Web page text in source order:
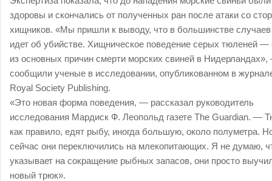
здоровы и скончались от полученных ран после атаки со
хищников. «Мы пришли к выводу, что в большинстве случаев
идет об убийстве. Хищническое поведение серых тюленей —
из основных причин смерти морских свиней в
сообщили ученые в исследовании, опубликованном в
Royal Society Publishing.
«Это новая форма поведения, — рассказал руководитель
исследования Мардиск Ф. Леопольд газете The Guardian. —
как правило, едят рыбу, иногда большую, около полуметра.
сейчас они переключились на млекопитающих. Я не думаю,
указывает на сокращение рыбных запасов, они просто
новый трюк».